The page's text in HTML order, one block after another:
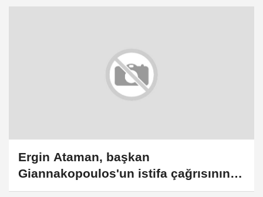
Ergin Ataman, başkan
Giannakopoulos'un istifa çağrısının
kendisini motive ettiğini söyledi